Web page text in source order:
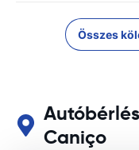
Összes
Caniço